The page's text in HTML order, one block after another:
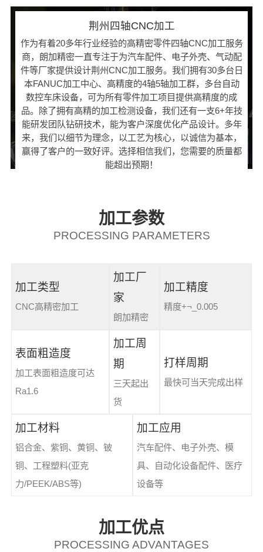
荆州四轴CNC加工
作为有着20多年行业经验的高精密零件四轴CNC加工服务
商，朗加精密一直专注于为汽车配件、电子外壳、气动配
件等厂家提供设计荆州CNC加工服务。我们拥有30多台日
本FANUC加工中心、高精度的4轴5轴加工群，多台自动
数控车床设备，可为所有零件加工项目提供高精度的成
品。除了拥有高精的加工检测设备，我们还有一支6+年技
能研发团队钻研技术，能为客户深度优化产品设计。多年
来，我们以细节为理念，以工艺为核心，以诚信为基本，
赢得了客户的一致好评。选择相信我们，您需要的质量都
能超出预期！
加工参数
PROCESSING PARAMETERS
加工类型
CNC高精密加工
加工厂
家
朗加精密
加工精度
精度+¬_0.005
表面粗造度
加工表面粗造度可达
Ra1.6
加工周
期
三天起出
货
打样周期
最快可当天完成出样
加工材料
铝合金、紫铜、黄铜、铍
铜、工程塑料(亚克
力/PEEK/ABS等)
加工应用
汽车配件、电子外壳、模
具、自动化设备配件、医疗
设备等
加工优点
PROCESSING ADVANTAGES